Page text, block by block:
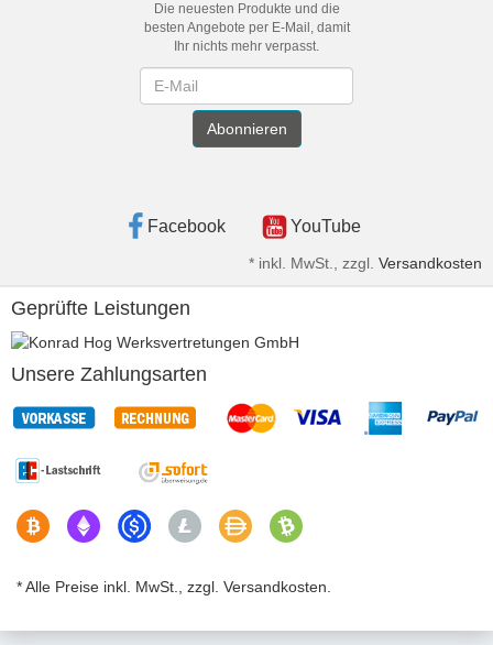
Die neuesten Produkte und die
besten Angebote per E-Mail, damit
Ihr nichts mehr verpasst.
Abonnieren
Facebook YouTube
* inkl. MwSt., zzgl. Versandkosten
Geprüfte Leistungen
Unsere Zahlungsarten
* Alle Preise inkl. MwSt., zzgl. Versandkosten.